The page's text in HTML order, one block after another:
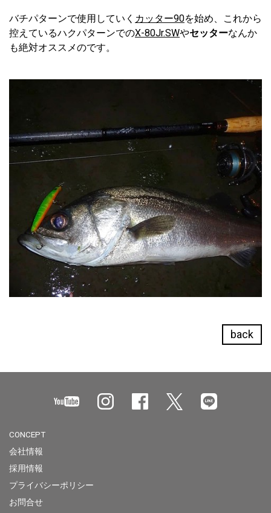
バチパターンで使用していく カッター90を始め、これから
控えているハクパターンでのX-80Jr.SWやセッターなんか
も絶対オススメのです。
back
CONCEPT
会社情報
採用情報
プライバシーポリシー
お問合せ